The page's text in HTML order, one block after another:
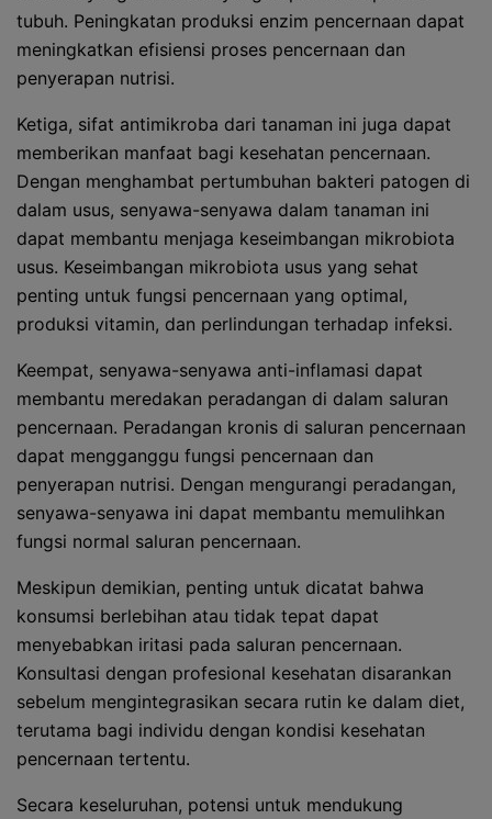
tubuh. Peningkatan produksi enzim pencernaan dapat
meningkatkan efisiensi proses pencernaan dan
penyerapan nutrisi.
Ketiga, sifat antimikroba dari tanaman ini juga dapat
memberikan manfaat bagi kesehatan pencernaan.
Dengan menghambat pertumbuhan bakteri patogen di
dalam usus, senyawa-senyawa dalam tanaman ini
dapat membantu menjaga keseimbangan mikrobiota
usus. Keseimbangan mikrobiota usus yang sehat
penting untuk fungsi pencernaan yang optimal,
produksi vitamin, dan perlindungan terhadap infeksi.
Keempat, senyawa-senyawa anti-inflamasi dapat
membantu meredakan peradangan di dalam saluran
pencernaan. Peradangan kronis di saluran pencernaan
dapat mengganggu fungsi pencernaan dan
penyerapan nutrisi. Dengan mengurangi peradangan,
senyawa-senyawa ini dapat membantu memulihkan
fungsi normal saluran pencernaan.
Meskipun demikian, penting untuk dicatat bahwa
konsumsi berlebihan atau tidak tepat dapat
menyebabkan iritasi pada saluran pencernaan.
Konsultasi dengan profesional kesehatan disarankan
sebelum mengintegrasikan secara rutin ke dalam diet,
terutama bagi individu dengan kondisi kesehatan
pencernaan tertentu.
Secara keseluruhan, potensi untuk mendukung